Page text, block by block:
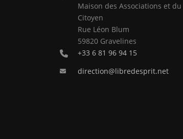
Maison des Associations et du
Citoyen
Rue Léon Blum
59820 Gravelines
+33 6 81 96 94 15
direction@libredesprit.net